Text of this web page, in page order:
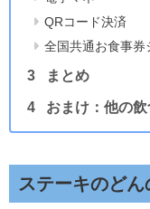
QRコード決済
全国共通お食事券
まとめ
おまけ：他の
ステーキのど